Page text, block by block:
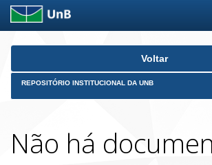
Skip
Voltar
REPOSITÓRIO INSTITUCIONAL DA UNB
Não há